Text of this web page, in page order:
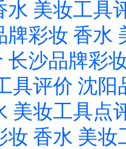
水 美妆工具
牌彩妆 香水
长沙品牌彩
具评价 沈阳
美妆工具点
妆 香水 美妆